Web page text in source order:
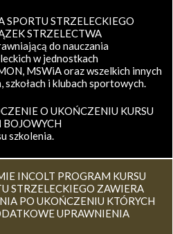
SPORTU STRZELECKIEGO
STRZELECTWA
do nauczania
w jednostkach
MSWiA oraz wszelkich innych
i klubach sportowych.
O UKOŃCZENIU KURSU
BOJOWYCH
szkolenia.
INCOLT PROGRAM KURSU
STRZELECKIEGO ZAWIERA
PO UKOŃCZENIU KTÓRYCH
UPRAWNIENIA